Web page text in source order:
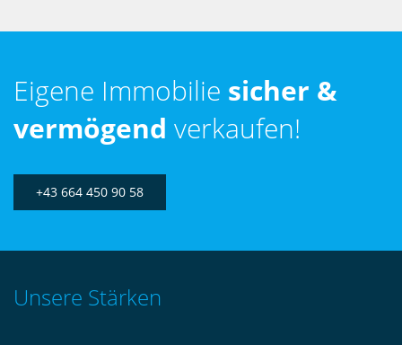
Eigene Immobilie sicher &
vermögend verkaufen!
+43 664 450 90 58
Unsere Stärken